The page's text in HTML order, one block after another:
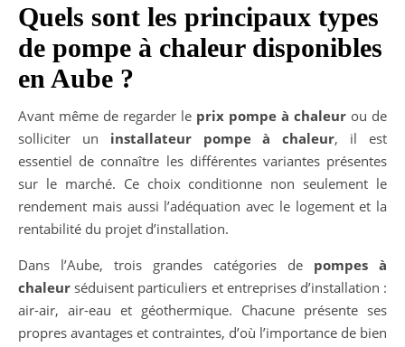
Quels sont les principaux types
de pompe à chaleur disponibles
en Aube ?
Avant même de regarder le prix pompe à chaleur ou de
solliciter un installateur pompe à chaleur, il est
essentiel de connaître les différentes variantes présentes
sur le marché. Ce choix conditionne non seulement le
rendement mais aussi l’adéquation avec le logement et la
rentabilité du projet d’installation.
Dans l’Aube, trois grandes catégories de pompes à
chaleur séduisent particuliers et entreprises d’installation :
air-air, air-eau et géothermique. Chacune présente ses
propres avantages et contraintes, d’où l’importance de bien